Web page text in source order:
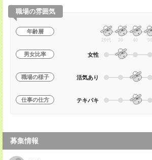
職場の雰囲気
年齢層
20代 30 40 50
男女比率 女性
職場の様子 活気あり
仕事の仕方 テキパキ
募集情報